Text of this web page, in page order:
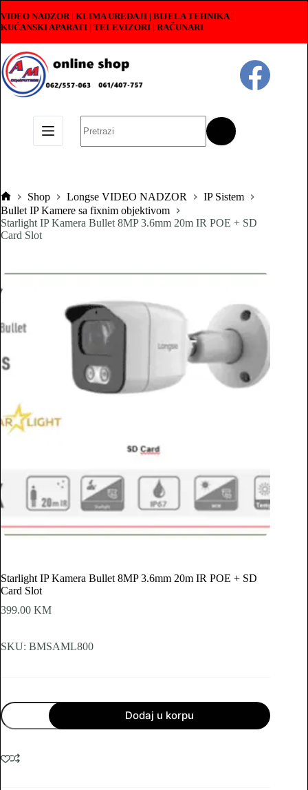
to
content
VIDEO NADZOR | KLIMA UREĐAJI | BIJELA TEHNIKA |
KUĆANSKI APARATI | TELEVIZORI | RAČUNARI
results
Pocetna
Shop Longse VIDEO NADZOR
IP Sistem
Bullet IP Kamere sa fixnim objektivom
Starlight IP Kamera Bullet 8MP 3.6mm 20m IR POE + SD
Card Slot
Starlight IP Kamera Bullet 8MP 3.6mm 20m IR POE + SD
Card Slot
399.00 KM
SKU: BMSAML800
Starlight
IP
Kamera
8MP
3.6mm
Dodaj u korpu